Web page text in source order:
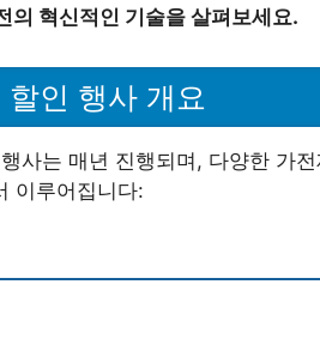
의 혁신적인 기술을 살펴보세요.
인 행사 개요
사는 매년 진행되며, 다양한 가
이루어집니다: